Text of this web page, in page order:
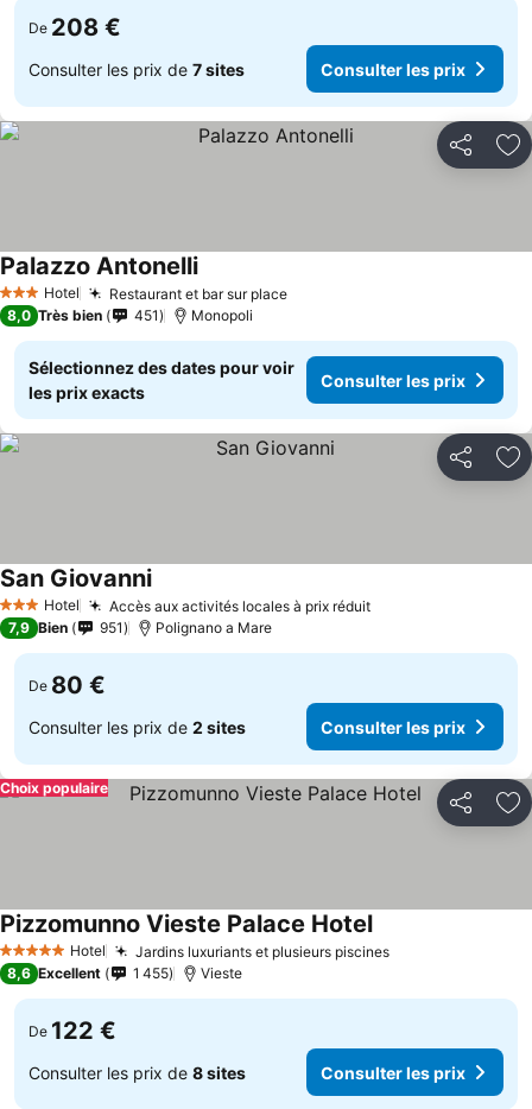
De 208 €
Consulter les prix de 7 sites Consulter les prix
Partager
3 ÉtoilesHotel Restaurant et bar sur place
Palazzo Antonelli
8,0 Très bien 451 Monopoli
Sélectionnez des dates pour voir
les prix exacts
Consulter les prix
Partager
3 ÉtoilesHotel Accès aux activités locales à prix réduit
San Giovanni
7,9 Bien 951 Polignano a Mare
De 80 €
Consulter les prix de 2 sites Consulter les prix
Partager
Choix populaire
5 Étoiles Hotel Jardins luxuriants et plusieurs piscines
Pizzomunno Vieste Palace Hotel
8,6 Excellent 1 455 Vieste
De 122 €
Consulter les prix de 8 sites Consulter les prix